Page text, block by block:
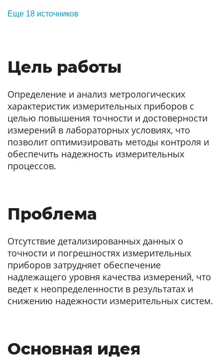
Еще 18 источников
Цель работы
Определение и анализ метрологических
характеристик измерительных приборов с
целью повышения точности и достоверности
измерений в лабораторных условиях, что
позволит оптимизировать методы контроля и
обеспечить надежность измерительных
процессов.
Проблема
Отсутствие детализированных данных о
точности и погрешностях измерительных
приборов затрудняет обеспечение
надлежащего уровня качества измерений, что
ведет к неопределенности в результатах и
снижению надежности измерительных систем.
Основная идея